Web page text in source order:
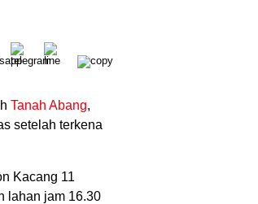
Tanah Abang,
setelah terkena
Kacang 11
lahan jam 16.30